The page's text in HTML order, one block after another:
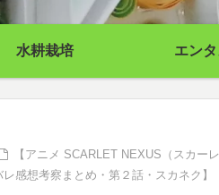
水耕栽培 エンタ
【アニメ SCARLET NEXUS（スカー
感想考察まとめ・第２話・スカネク】